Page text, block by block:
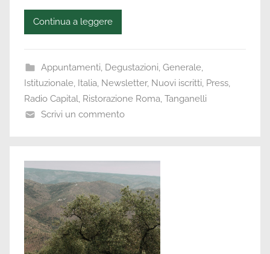
Continua a leggere
Appuntamenti, Degustazioni, Generale,
Istituzionale, Italia, Newsletter, Nuovi iscritti, Press,
Radio Capital, Ristorazione Roma, Tanganelli
Scrivi un commento